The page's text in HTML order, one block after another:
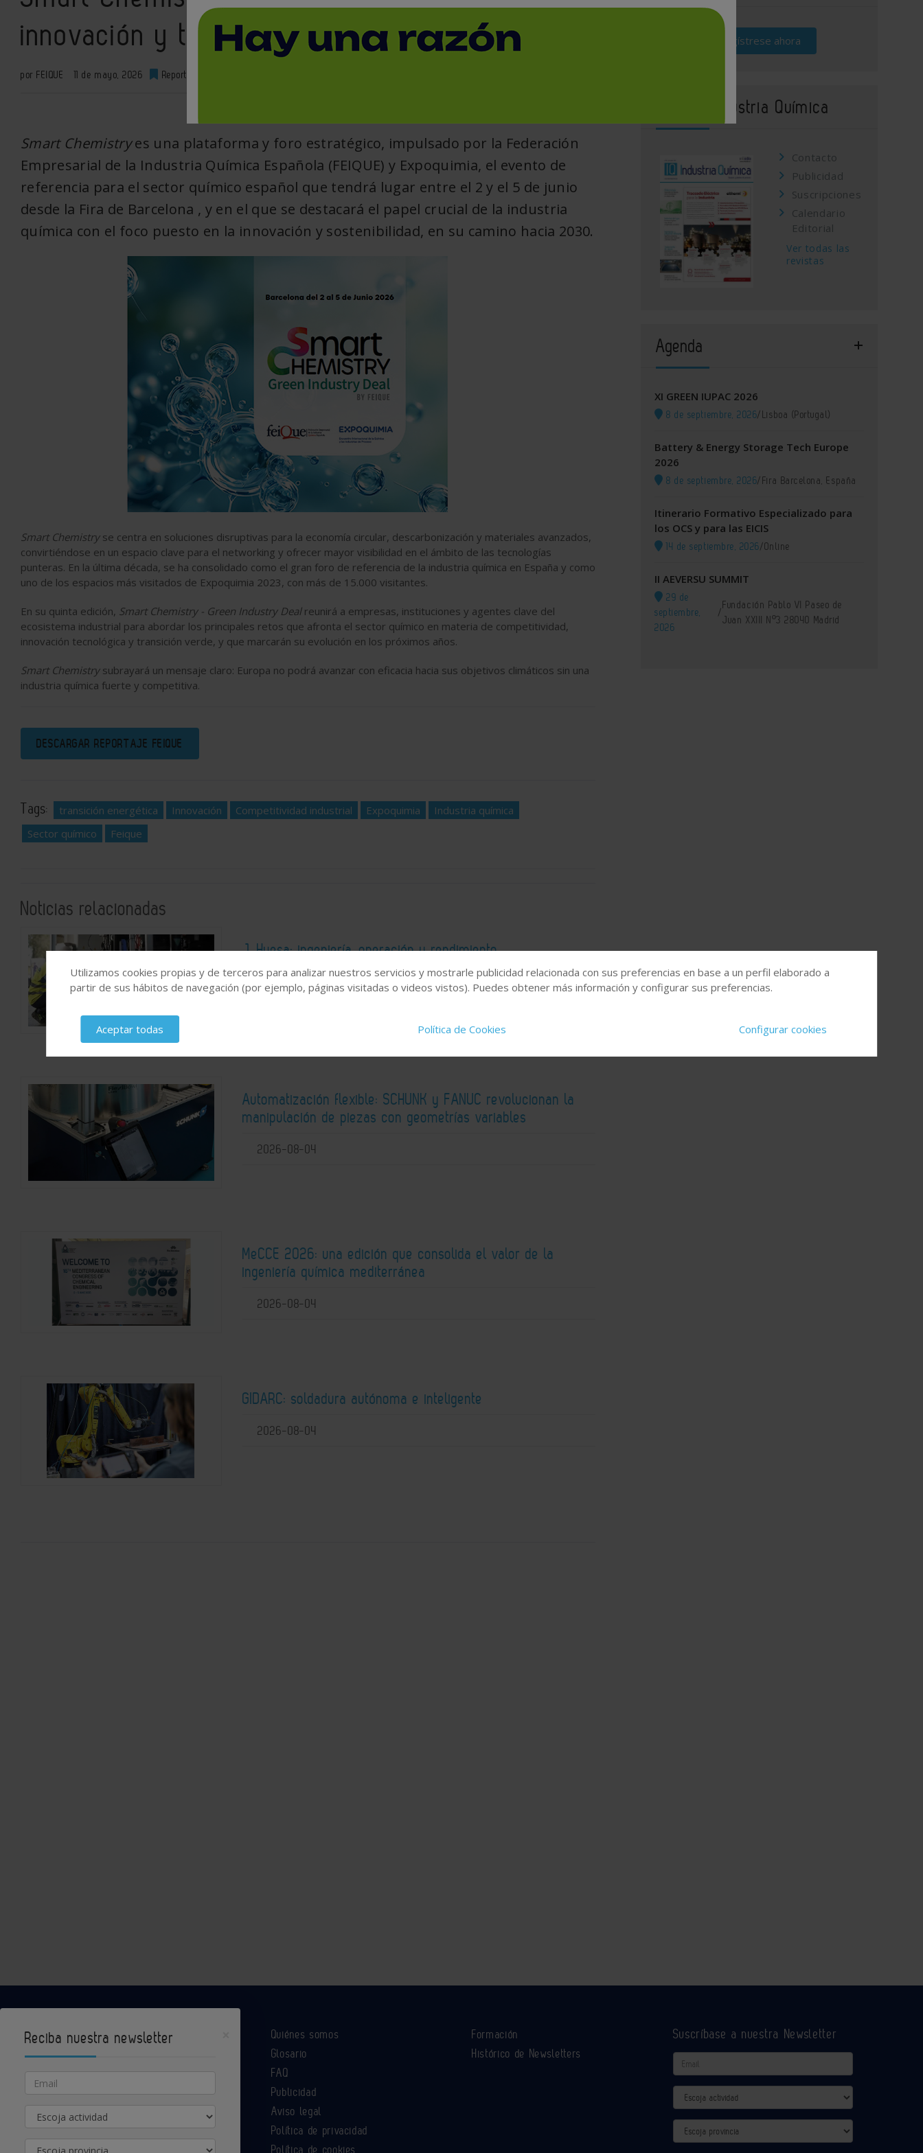
innovación y transición industrial
por FEIQUE 11 de mayo, 2026 Reportajes
Smart Chemistryes una plataforma y foro estratégico, impulsado por la Federación
Empresarial de la Industria Química Española (FEIQUE) y Expoquimia, el evento de
referencia para el sector químico español que tendrá lugar entre el 2 y el 5 de junio
desde la Fira de Barcelona , y en el que se destacará el papel crucial de la industria
química con el foco puesto en la innovación y sostenibilidad, en su camino hacia 2030.
Smart Chemistryse centra en soluciones disruptivas para la economía circular, descarbonización y materiales avanzados,
convirtiéndose en un espacio clave para el networking y ofrecer mayor visibilidad en el ámbito de las tecnologías
punteras. En la última década, se ha consolidado como el gran foro de referencia de la industria química en España y como
uno de los espacios más visitados de Expoquimia 2023, con más de 15.000 visitantes.
En su quinta edición, Smart Chemistry - Green Industry Deal reunirá a empresas, instituciones y agentes clave del
ecosistema industrial para abordar los principales retos que afronta el sector químico en materia de competitividad,
innovación tecnológica y transición verde, y que marcarán su evolución en los próximos años.
Smart Chemistrysubrayará un mensaje claro: Europa no podrá avanzar con eficacia hacia sus objetivos climáticos sin una
industria química fuerte y competitiva.
DESCARGAR REPORTAJE FEIQUE
Tags: transición energética Innovación Competitividad industrial Expoquimia
Industria química
Sector químico
Feique
Noticias relacionadas
J. Huesa: ingeniería, operación y rendimiento
2026-08-05
Automatización flexible: SCHUNK y FANUC revolucionan la
manipulación de piezas con geometrías variables
2026-08-04
MeCCE 2026: una edición que consolida el valor de la
ingeniería química mediterránea
2026-08-04
GIDARC: soldadura autónoma e inteligente
2026-08-04
Regístrese ahora
Revista Industria Química
Contacto
Publicidad
Suscripciones
Calendario
Editorial
Ver todas las
revistas
Agenda
XI GREEN IUPAC 2026
8 de septiembre, 2026/Lisboa (Portugal)
Battery & Energy Storage Tech Europe
2026
8 de septiembre, 2026/Fira Barcelona, España
Itinerario Formativo Especializado para
los OCS y para las EICIS
14 de septiembre, 2026/Online
II AEVERSU SUMMIT
29 de
septiembre,
2026
/
Fundación Pablo VI Paseo de
Juan XXIII Nº3 28040 Madrid
Contacte con nosotros
Quiénes somos
Glosario
FAQ
Publicidad
Aviso legal
Política de privacidad
Política de cookies
Formación
Histórico de Newsletters
Suscríbase a nuestra Newsletter
Email
Actividad
Provincia
Utilizamos cookies propias y de terceros para analizar nuestros servicios y mostrarle publicidad relacionada con sus preferencias en base a un perfil elaborado a
partir de sus hábitos de navegación (por ejemplo, páginas visitadas o videos vistos). Puedes obtener más información y configurar sus preferencias.
Aceptar todas Política de Cookies Configurar cookies
Reciba nuestra newsletter
Email
Actividad
Provincia